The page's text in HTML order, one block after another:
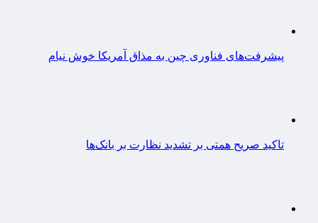
پیشرفت‌های فناوری چین به مذاق آمریکا خوش نیام
تاکید صریح همتی بر تشدید نظارت بر بانک‌ها